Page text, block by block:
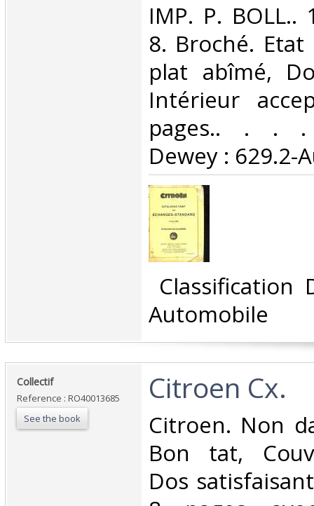
‎IMP. P. BOLL..
8. Broché. Etat
plat abîmé,
Intérieur
pages.. . . .
Dewey : 629.2-
Classification
Automobile‎
‎Collectif‎
Reference : RO40013685
See the book
‎Citroen Cx.‎
‎Citroen. Non
Bon tat,
Dos